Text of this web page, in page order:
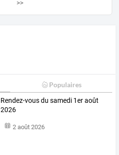
>>
Populaires
Rendez-vous du samedi 1er août
2026
2 août 2026